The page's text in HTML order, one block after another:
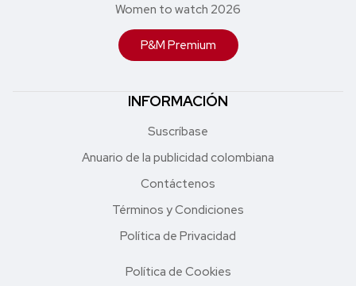
Women to watch 2026
P&M Premium
INFORMACIÓN
Suscríbase
Anuario de la publicidad colombiana
Contáctenos
Términos y Condiciones
Política de Privacidad
Política de Cookies